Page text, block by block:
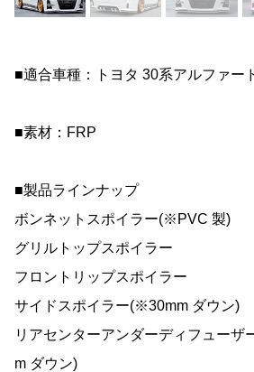
■適合車種：トヨタ 30系アルファー
■素材：FRP
■製品ラインナップ
ボンネットスポイラー(※PVC 製)
グリルトップスポイラー
フロントリップスポイラー
サイドスポイラー(※30mm ダウン)
リアセンターアンダーディフュー
m ダウン)